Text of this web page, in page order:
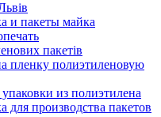
и пакеты майка
пакетів
пленку полиэтиленовую
из полиэтилена
для производства пакетов